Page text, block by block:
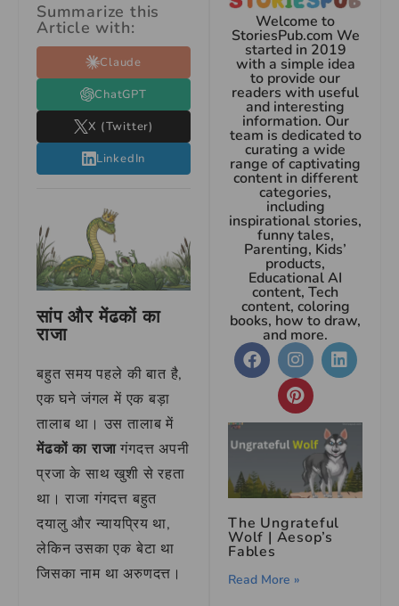
Summarize this
Article with:
Claude
ChatGPT
X (Twitter)
LinkedIn
सांप और मेंढकों का
राजा
बहुत समय पहले की बात है,
एक घने जंगल में एक बड़ा
तालाब था। उस तालाब में
मेंढकों का राजागंगदत्त अपनी
प्रजा के साथ खुशी से रहता
था। राजा गंगदत्त बहुत
दयालु और न्यायप्रिय था,
लेकिन उसका एक बेटा था
जिसका नाम था अरुणदत्त।
Welcome to
StoriesPub.com We
started in 2019
with a simple idea
to provide our
readers with useful
and interesting
information. Our
team is dedicated to
curating a wide
range of captivating
content in different
categories,
including
inspirational stories,
funny tales,
Parenting, Kids’
products,
Educational AI
content, Tech
content, coloring
books, how to draw,
and more.
The Ungrateful
Wolf | Aesop’s
Fables
Read More »